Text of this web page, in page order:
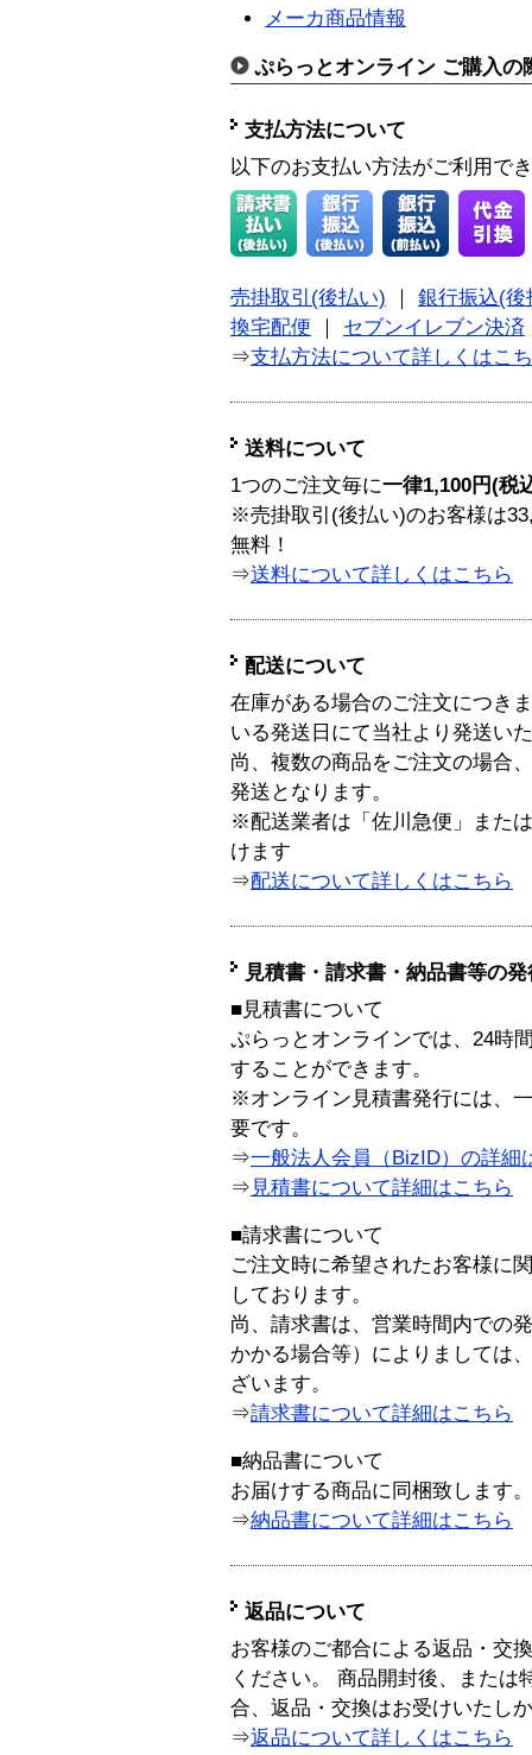
メーカ商品情報
ぷらっとオンライン ご購入の
支払方法について
以下のお支払い方法がご利用で
売掛取引(後払い)
銀行振込(後
換宅配便
セブンイレブン決済
⇒支払方法について詳しくはこ
送料について
1つのご注文毎に一律1,100円(税
※売掛取引(後払い)のお客様は
無料！
⇒送料について詳しくはこちら
配送について
在庫がある場合のご注文につき
いる発送日にて当社より発送い
尚、複数の商品をご注文の場合
発送となります。
※配送業者は「佐川急便」また
けます
⇒配送について詳しくはこちら
見積書・請求書・納品書等の
■見積書について
ぷらっとオンラインでは、24時
することができます。
※オンライン見積書発行には、
要です。
⇒一般法人会員（BizID）の詳細
⇒ 見積書について詳細はこちら
■請求書について
ご注文時に希望されたお客様に
しております。
尚、請求書は、営業時間内での
かかる場合等）によりましては
ざいます。
⇒請求書について詳細はこちら
■納品書について
お届けする商品に同梱致します。
⇒納品書について詳細はこちら
返品について
お客様のご都合による返品・交
ください。 商品開封後、または
合、返品・交換はお受けいたし
⇒返品について詳しくはこちら